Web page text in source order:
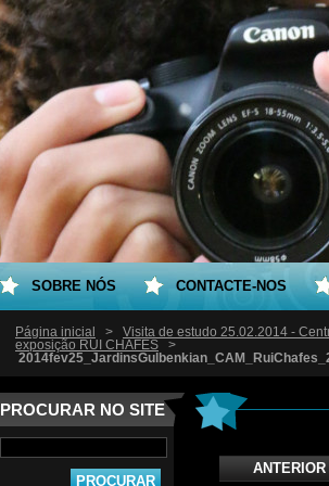
Página inicial >
Visita de estudo 25.02.2014 -
exposição RUI CHAFES
>
PROCURAR NO SITE
ANTERIOR
SOBRE NÓS CONTACTE-NOS